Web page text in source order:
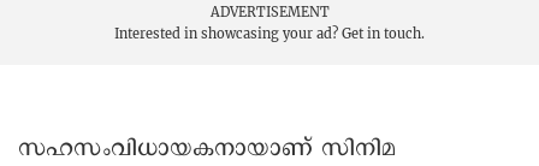
ADVERTISEMENT
Interested in showcasing your ad? Get in touch.
സഹസംവിധായകനായാണ് സിനിമ